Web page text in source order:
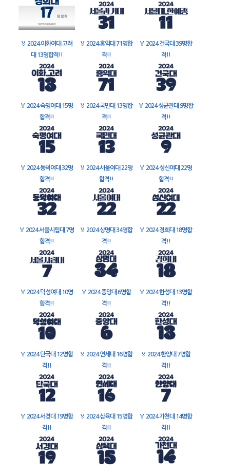
🏅 2024 이화여대 고려
대 13명합격!!
🏅 2024 홍익대 71명합
격!!
🏅 2024 건국대 39명합
격!!
🏅 2024 숙명여대 15명
합격!!
🏅 2024 국민대 13명합
격!!
🏅 2024 성균관대 9명합
격!!
🏅 2024 동덕여대 32명
합격!!
🏅 2024 서울여대 22명
합격!!
🏅 2024 성신여대 22명
합격!!
🏅 2024 서울시립대 7명
합격!!
🏅 2024 상명대 34명합
격!!
🏅 2024 경희대 18명합
격!!
🏅 2024 덕성여대 10명
합격!!
🏅 2024 중앙대 6명합
격!!
🏅 2024 한성대 13명합
격!!
🏅 2024 단국대 12명합
격!!
🏅 2024 연세대 16명합
격!!
🏅 2024 한양대 7명합
격!!
🏅 2024 서경대 19명합
격!!
🏅 2024 삼육대 15명합
격!!
🏅 2024 가천대 14명합
격!!